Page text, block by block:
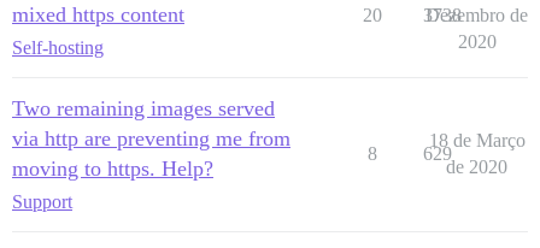
mixed https content
Self-hosting
20 3738
Dezembro de
2020
Two remaining images served
via http are preventing me from
moving to https. Help?
Support
8 629
18 de Março
de 2020